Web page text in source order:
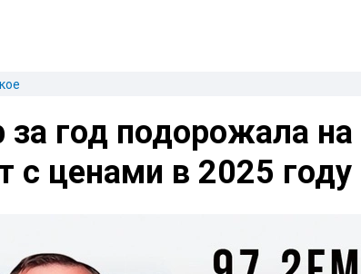
за год подорожала на
с ценами в 2025 году